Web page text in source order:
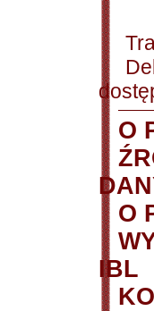
O
O
IBL